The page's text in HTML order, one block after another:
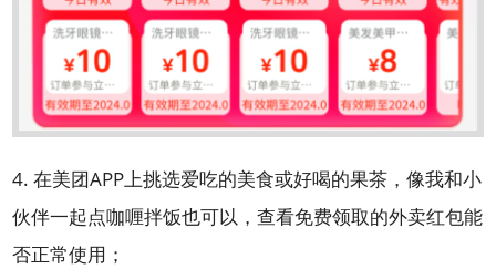
4. 在美团APP上挑选爱吃的美食或好喝的果茶，像我和小
伙伴一起点咖喱拌饭也可以，查看免费领取的外卖红包能
否正常使用；